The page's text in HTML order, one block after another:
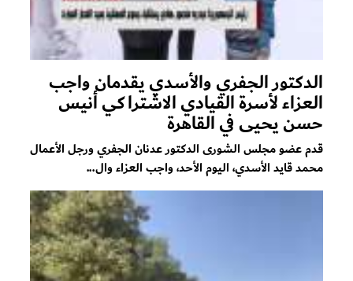
الدكتور الجفري والأسدي يقدمان واجب
العزاء لأسرة القيادي الاشتراكي أنيس
حسن يحيى في القاهرة
قدم عضو مجلس الشورى الدكتور عدنان الجفري ورجل الأعمال
محمد قايد الأسدي، اليوم الأحد، واجب العزاء وال...